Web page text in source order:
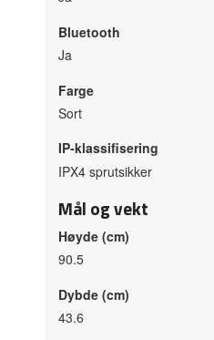
Bluetooth
Ja
Farge
Sort
IP-klassifisering
IPX4 sprutsikker
Mål og vekt
Høyde (cm)
90.5
Dybde (cm)
43.6